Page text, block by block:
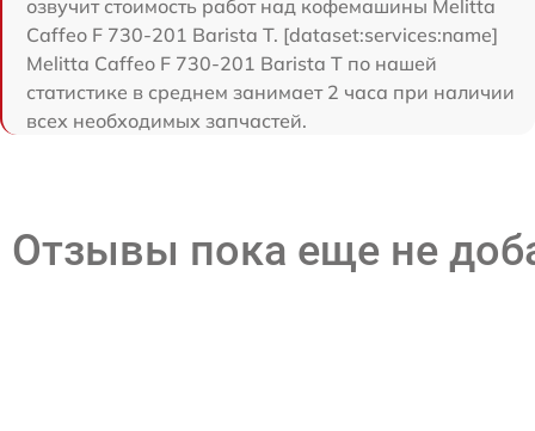
озвучит стоимость работ над кофемашины Melitta
Caffeo F 730-201 Barista T. [dataset:services:name]
Melitta Caffeo F 730-201 Barista T по нашей
статистике в среднем занимает 2 часа при наличии
всех необходимых запчастей.
Отзывы пока еще не